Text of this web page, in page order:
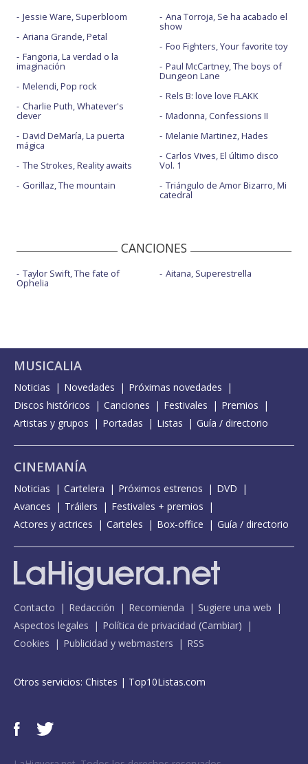
Jessie Ware, Superbloom
Ariana Grande, Petal
Fangoria, La verdad o la
imaginación
Melendi, Pop rock
Charlie Puth, Whatever's
clever
David DeMaría, La puerta
mágica
The Strokes, Reality awaits
Gorillaz, The mountain
Ana Torroja, Se ha acabado el
show
Foo Fighters, Your favorite toy
Paul McCartney, The boys of
Dungeon Lane
Rels B: love love FLAKK
Madonna, Confessions II
Melanie Martinez, Hades
Carlos Vives, El último disco
Vol. 1
Triángulo de Amor Bizarro, Mi
catedral
CANCIONES
Taylor Swift, The fate of
Ophelia
Aitana, Superestrella
MUSICALIA
Noticias Novedades
Próximas novedades
Discos históricos
Canciones Festivales
Premios
Artistas y grupos
Portadas Listas Guía / directorio
CINEMANÍA
Noticias Cartelera Próximos estrenos
DVD
Avances
Tráilers
Festivales + premios
Actores y actrices
Carteles Box-office Guía / directorio
Contacto Redacción Recomienda
Sugiere una web
Aspectos legales
Política de privacidad (Cambiar)
Cookies
Publicidad y webmasters RSS
Otros servicios: Chistes | Top10Listas.com